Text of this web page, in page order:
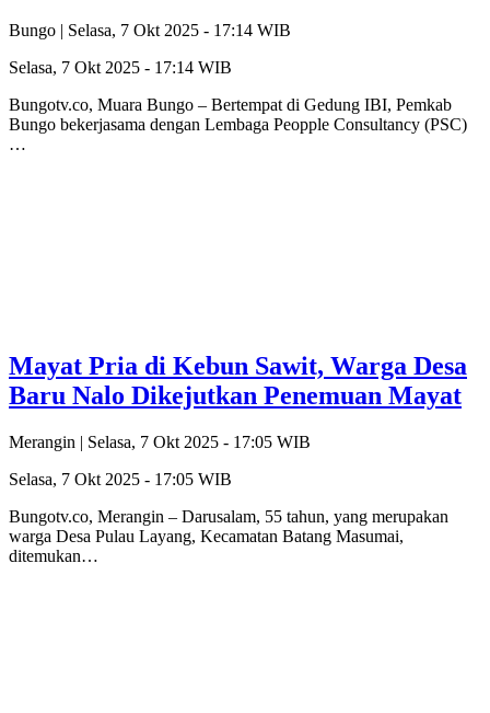
Bungo | Selasa, 7 Okt 2025 - 17:14 WIB
Selasa, 7 Okt 2025 - 17:14 WIB
Bungotv.co, Muara Bungo – Bertempat di Gedung IBI, Pemkab
Bungo bekerjasama dengan Lembaga Peopple Consultancy (PSC)
…
Mayat Pria di Kebun Sawit, Warga Desa
Baru Nalo Dikejutkan Penemuan Mayat
Merangin | Selasa, 7 Okt 2025 - 17:05 WIB
Selasa, 7 Okt 2025 - 17:05 WIB
Bungotv.co, Merangin – Darusalam, 55 tahun, yang merupakan
warga Desa Pulau Layang, Kecamatan Batang Masumai,
ditemukan…